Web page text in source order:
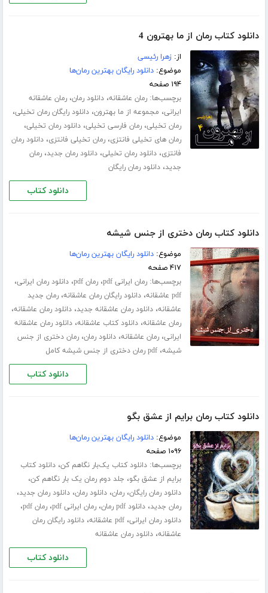
دانلود کتاب رمان از ما بهترون 4
از:زهرا رئیسی
موضوع:دانلود رایگان بهترین رمان‌ها
۱۹۴ صفحه
برچسب‌ها:رمان عاشقانه،دانلود رمان،رمان عاشقانه
ایرانی، مجموعه از ما بهترون،دانلود رایگان رمان تخیلی،
رمان تخیلی،رمان فارسی تخیلی،دانلود رمان تخیلی،
رمان های تخیلی فانتزی،رمان تخیلی فانتزی،دانلود رمان
فانتزی،دانلود رمان تخیلی،دانلود رمان جدید،رمان
جدید،دانلود رمان رایگان
دانلود کتاب
دانلود کتاب رمان دختری از جنس شیشه
موضوع:دانلود رایگان بهترین رمان‌ها
۴۱۷ صفحه
برچسب‌ها:رمان ایرانی pdf ،رمان pdf ،دانلود رمان ایرانی،
pdf عاشقانه ،دانلود رایگان رمان عاشقانه،رمان جدید
عاشقانه،دانلود رمان عاشقانه جدید،دانلود رمان عاشقانه،
رمان عاشقانه،دانلود کتاب عاشقانه،دانلود رمان عاشقانه
ایرانی،رمان عاشقانه،دانلود رمان،رمان دختری از جنس
شیشه،pdf رمان دختری از جنس شیشه کامل
دانلود کتاب
دانلود کتاب رمان برایم از عشق بگو
موضوع:دانلود رایگان بهترین رمان‌ها
۱۰۹۶ صفحه
برچسب‌ها:دانلود کتاب یک‌بار نگاهم کن،دانلود کتاب
برایم از عشق بگو، جلد دوم رمان یک بار نگاهم کن،
دانلود رمان رایگان،رمان،دانلود رمان،دانلود رمان جدید،
رمان جدید،دانلود pdf رمان ،رمان ایرانی pdf ،رمان pdf ،
دانلود رمان ایرانی،pdf عاشقانه ،دانلود رایگان رمان
عاشقانه،دانلود رمان عاشقانه
دانلود کتاب